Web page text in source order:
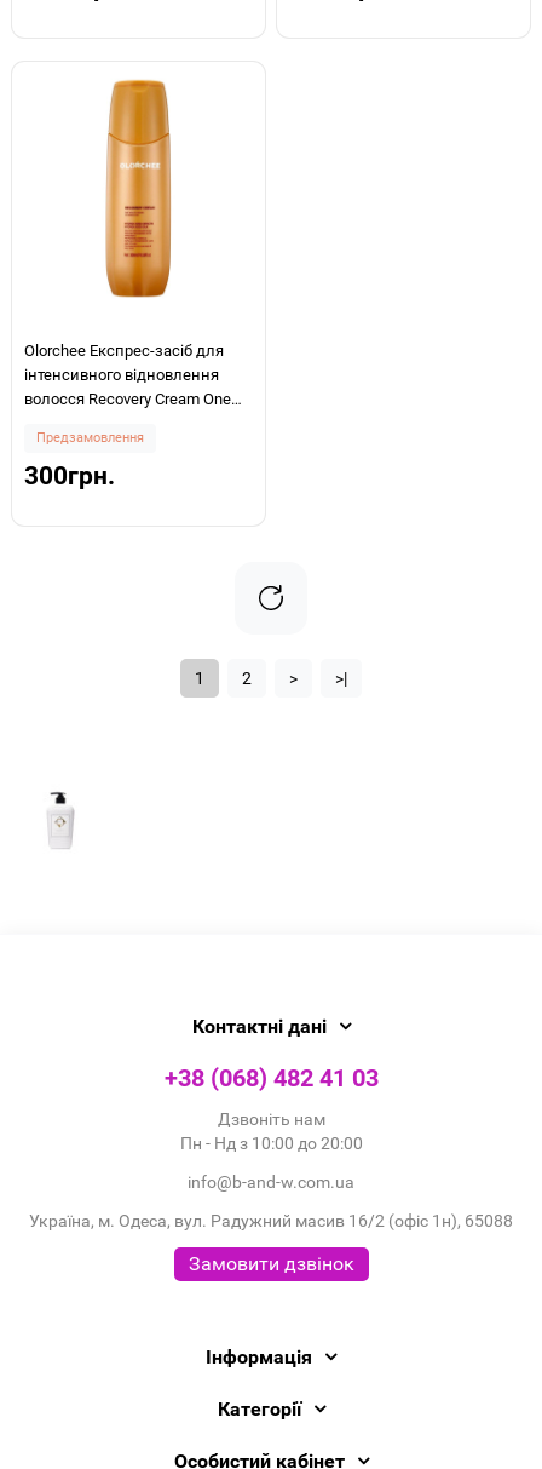
Olorchee Експрес-засіб для
інтенсивного відновлення
волосся Recovery Cream One
Предзамовлення
300грн.
1 2 > >|
Контактні дані
+38 (068) 482 41 03
Дзвоніть нам
Пн - Нд з 10:00 до 20:00
info@b-and-w.com.ua
Україна, м. Одеса, вул. Радужний масив 16/2 (офіс 1н), 65088
Замовити дзвінок
Інформація
Категорії
Особистий кабінет